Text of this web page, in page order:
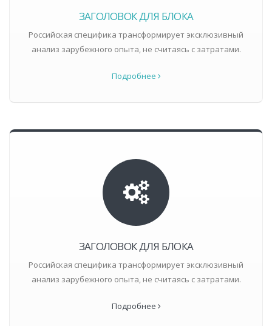
ЗАГОЛОВОК ДЛЯ БЛОКА
Российская специфика трансформирует эксклюзивный
анализ зарубежного опыта, не считаясь с затратами.
Подробнее
ЗАГОЛОВОК ДЛЯ БЛОКА
Российская специфика трансформирует эксклюзивный
анализ зарубежного опыта, не считаясь с затратами.
Подробнее